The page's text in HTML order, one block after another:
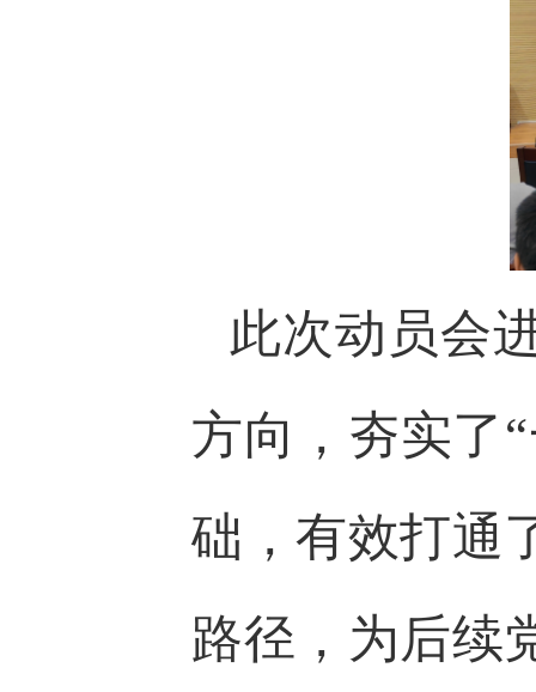
此次动员会
方向，夯实了
础，有效打通
路径，为后续